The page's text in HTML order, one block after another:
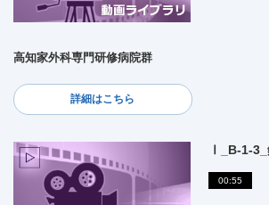
高知家外科専門研修病院群
詳細はこちら
Ⅰ_B-1-3_
00:55